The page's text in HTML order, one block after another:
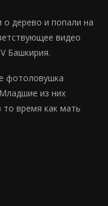
дерево и попали на
видео
Башкирия.
фотоловушка
из них
то время как мать